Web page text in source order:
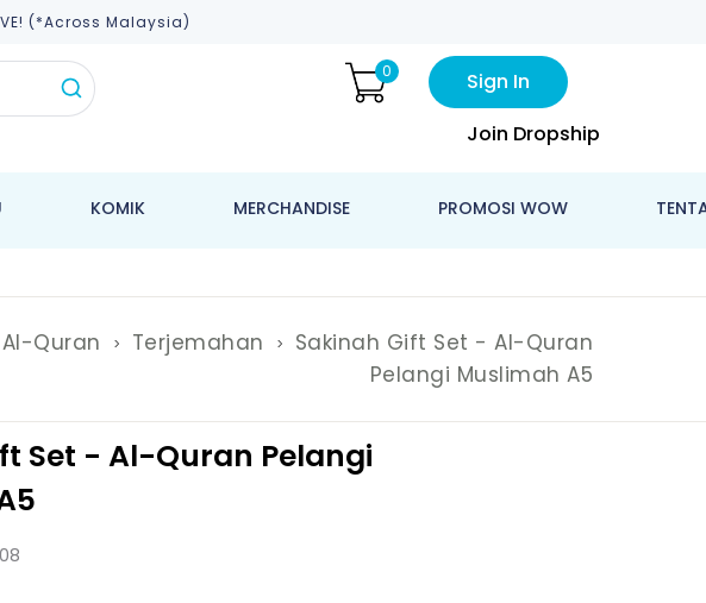
(*across Malaysia)
0
Sign In
Join Dropship
KOMIK MERCHANDISE PROMOSI WOW
Al-Quran Terjemahan
Sakinah Gift Set - Al-Quran
Pelangi Muslimah A5
Set - Al-Quran Pelangi